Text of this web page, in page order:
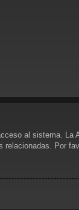
al sistema.
Por